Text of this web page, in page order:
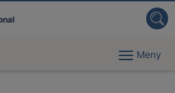
Meny